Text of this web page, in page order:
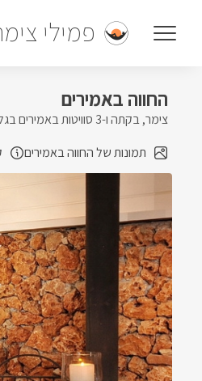
פמילי
החווה באמירים
צימר, בקתה ו-3 סוויטות באמירים בגליל העליון
תמונות של החווה באמירים